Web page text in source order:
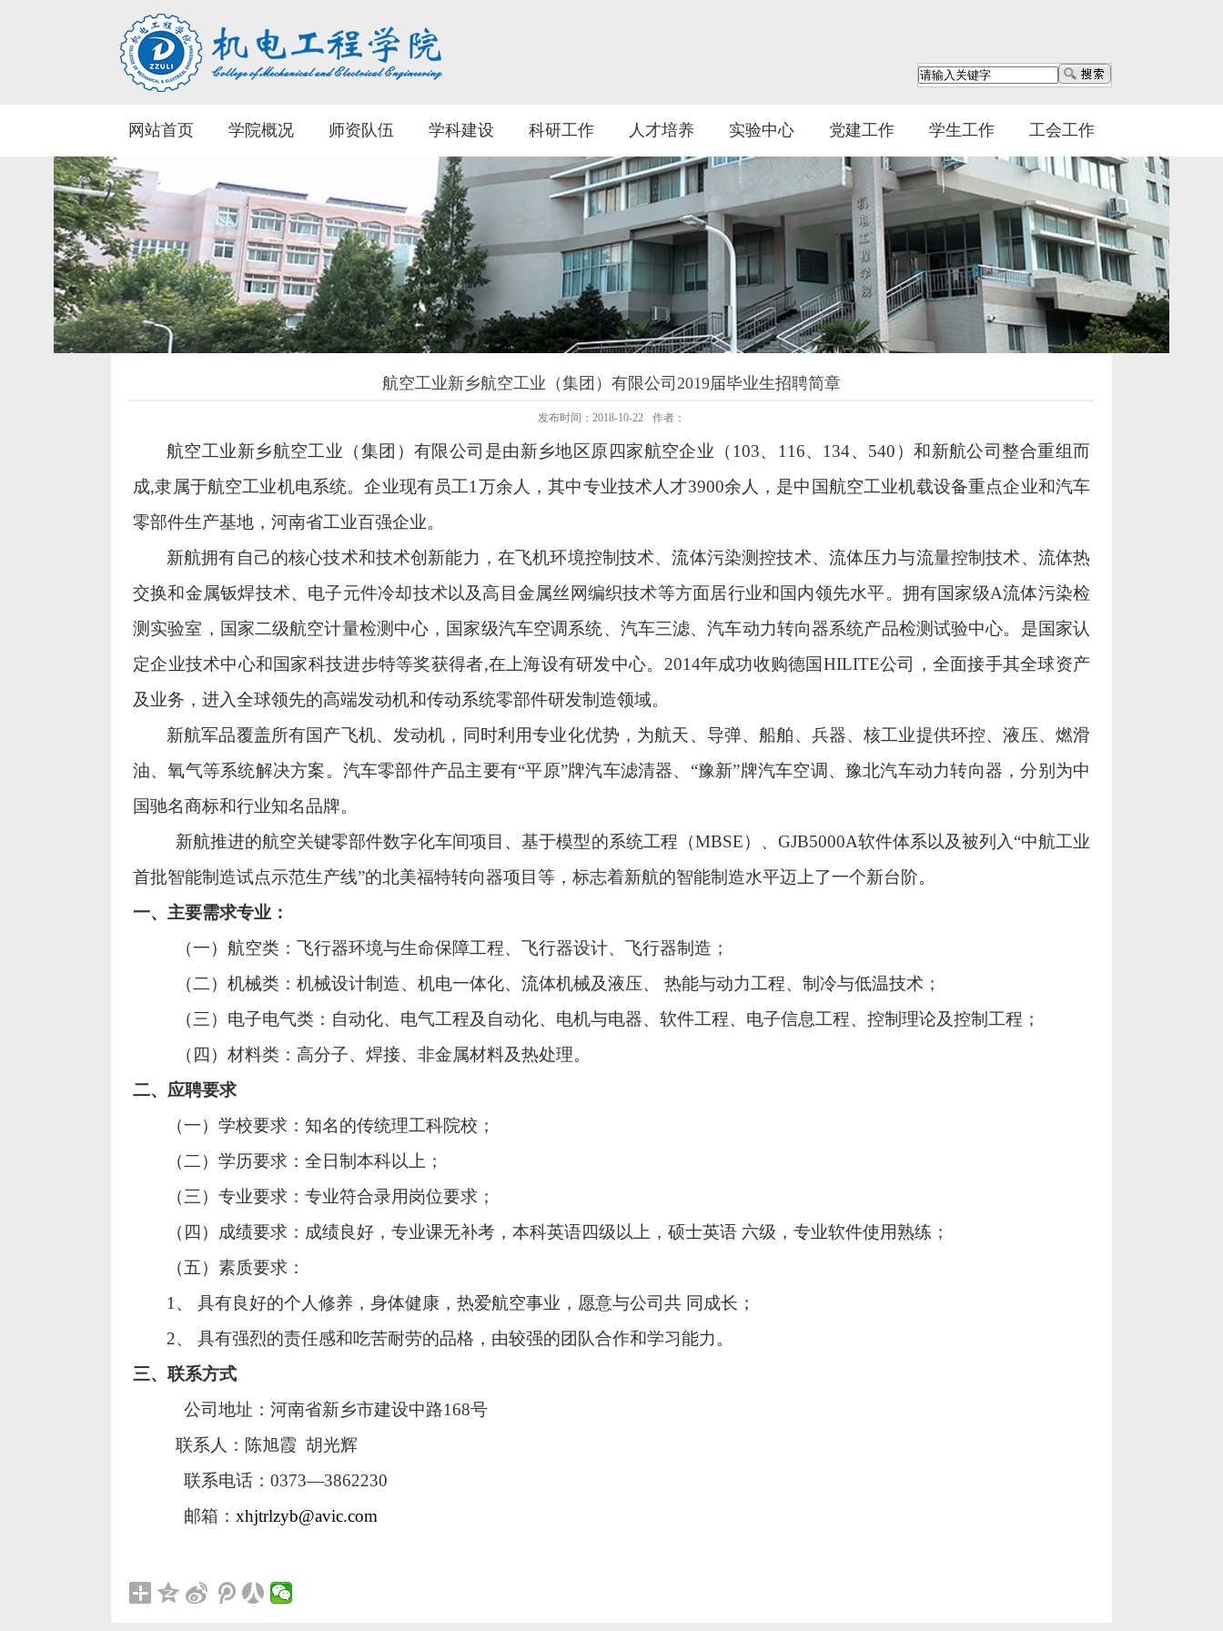
网站首页 学院概况 师资队伍 学科建设 科研工作 人才培养 实验中心 党建工作 学生工作 工会工作
航空工业新乡航空工业（集团）有限公司2019届毕业生招聘简章
发布时间：2018-10-22 作者：
航空工业新乡航空工业（集团）有限公司是由新乡地区原四家航空企业（ 103、 116、 134、 540 ）和新航公司整合重组而
成,隶属于航空工业机电系统。企业现有员工1 万余人，其中专业技术人才3900余人，是中国航空工业机载设备重点企业和汽车
零部件生产基地，河南省工业百强企业。
新航拥有自己的核心技术和技术创新能力，在飞机环境控制技术、流体污染测控技术、流体压力与流量控制技术、流体热
交换和金属钣焊技术、电子元件冷却技术以及高目金属丝网编织技术等方面居行业和国内领先水平。拥有国家级A流体污染检
测实验室，国家二级航空计量检测中心，国家级汽车空调系统、汽车三滤、汽车动力转向器系统产品检测试验中心。是国家认
定企业技术中心和国家科技进步特等奖获得者,在上海设有研发中心。 2014年成功收购德国HILITE公司，全面接手其全球资产
及业务，进入全球领先的高端发动机和传动系统零部件研发制造领域。
新航军品覆盖所有国产飞机、发动机，同时利用专业化优势，为航天、导弹、船舶、兵器、核工业提供环控、液压、燃滑
油、氧气等系统解决方案。汽车零部件产品主要有“平原”牌汽车滤清器、“豫新”牌汽车空调、豫北汽车动力转向器，分别为中
国驰名商标和行业知名品牌。
新航推进的航空关键零部件数字化车间项目、基于模型的系统工程（MBSE）、 GJB5000A软件体系以及被列入“中航工业
首批智能制造试点示范生产线”的北美福特转向器项目等，标志着新航的智能制造水平迈上了一个新台阶。
一、主要需求专业：
（一）航空类：飞行器环境与生命保障工程、飞行器设计、飞行器制造；
（二）机械类：机械设计制造、机电一体化、流体机械及液压、 热能与动力工程、制冷与低温技术；
（三）电子电气类：自动化、电气工程及自动化、电机与电器、软件工程、电子信息工程、控制理论及控制工程；
（四）材料类：高分子、焊接、非金属材料及热处理。
二、应聘要求
（一）学校要求：知名的传统理工科院校；
（二）学历要求：全日制本科以上；
（三）专业要求：专业符合录用岗位要求；
（四）成绩要求：成绩良好，专业课无补考，本科英语四级以上，硕士英语 六级，专业软件使用熟练；
（五）素质要求：
1 、 具有良好的个人修养，身体健康，热爱航空事业，愿意与公司共 同成长；
2、 具有强烈的责任感和吃苦耐劳的品格，由较强的团队合作和学习能力。
三、联系方式
公司地址：河南省新乡市建设中路168号
联系人：陈旭霞 胡光辉
联系电话： 0373—3862230
邮箱： xhjtrlzyb@avic.com